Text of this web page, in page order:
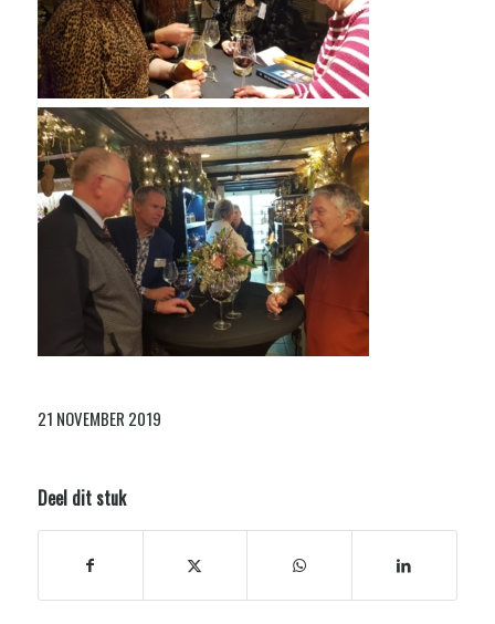
21 NOVEMBER 2019
Deel dit stuk